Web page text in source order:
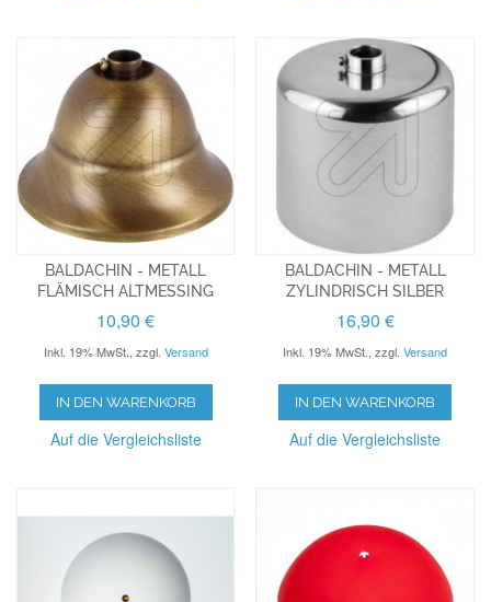
BALDACHIN - METALL
FLÄMISCH ALTMESSING
10,90 €
Inkl. 19% MwSt., zzgl. Versand
IN DEN WARENKORB
Auf die Vergleichsliste
BALDACHIN - METALL
ZYLINDRISCH SILBER
16,90 €
Inkl. 19% MwSt.,zzgl.Versand
IN DEN WARENKORB
Auf die Vergleichsliste